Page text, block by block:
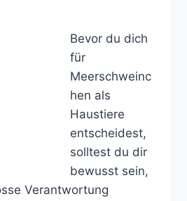
Bevor du dich
für
Meerschweinc
hen als
Haustiere
entscheidest,
solltest du dir
bewusst sein,
Verantwortung